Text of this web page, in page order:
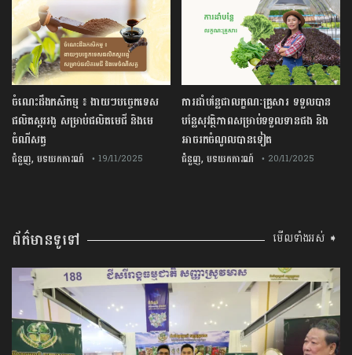
ការដាំបន្លែជាលក្ខណៈគ្រួសារ ទទួលបាន
បន្លែសុវត្ថិភាពសម្រាប់ទទួលទានផង និង
អាចរកចំណូលបានទៀត
ជំនួញ,បទយកការណ៍ • 20/11/2025
ចំណេះដឹងកសិកម្ម ៖ ងាយៗបច្ចេកទេស
ផលិតស្កររងូ សម្រាប់ផលិតមេជី និងមេ
ចំណីសត្វ
ជំនួញ,បទយកការណ៍ • 19/11/2025
ព័ត៌មានទូទៅ មើលទាំងអស់ ➧